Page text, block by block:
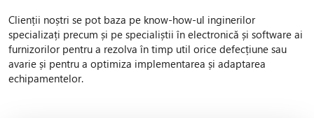
Clienții noștri se pot baza pe know-how-ul inginerilor
specializați precum și pe specialiștii în electronică și software ai
furnizorilor pentru a rezolva în timp util orice defecțiune sau
avarie și pentru a optimiza implementarea și adaptarea
echipamentelor.